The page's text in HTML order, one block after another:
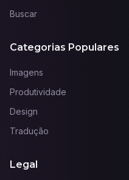
Buscar
Categorias Populares
Imagens
Produtividade
Design
Tradução
Legal